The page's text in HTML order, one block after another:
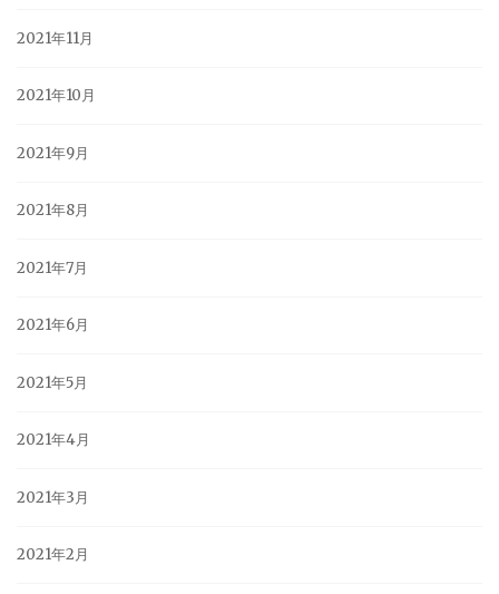
2021年11月
2021年10月
2021年9月
2021年8月
2021年7月
2021年6月
2021年5月
2021年4月
2021年3月
2021年2月